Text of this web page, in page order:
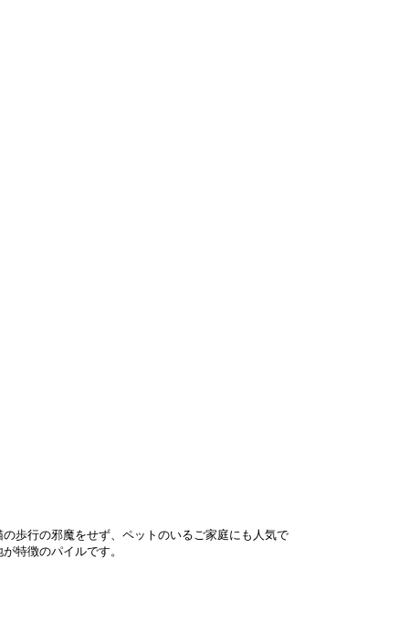
歩行の邪魔をせず、ペットのいるご家庭にも人気で
特徴のパイルです。